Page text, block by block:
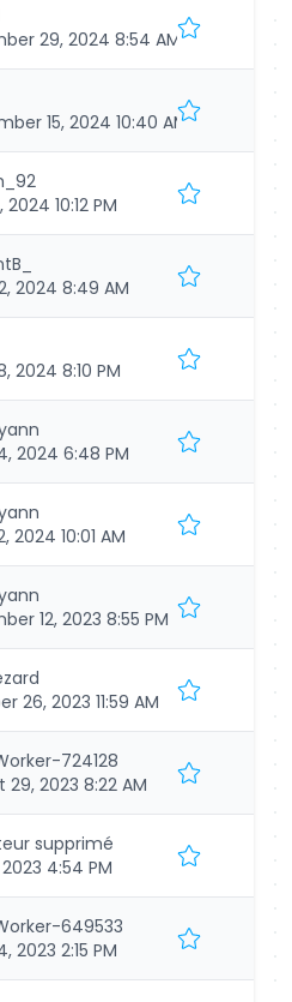
29, 2024 8:54 AM
15, 2024 10:40 AM
2024 10:12 PM
2024 8:49 AM
2024 8:10 PM
2024 6:48 PM
2024 10:01 AM
12, 2023 8:55 PM
26, 2023 11:59 AM
724128
29, 2023 8:22 AM
supprimé
2023 4:54 PM
649533
2023 2:15 PM